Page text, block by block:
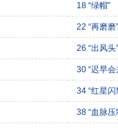
18 “绿帽”
22 “再磨磨”
26 “出风头”
30 “迟早会
34 “红星
38 “血脉压